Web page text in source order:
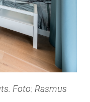
Foto: Rasmus